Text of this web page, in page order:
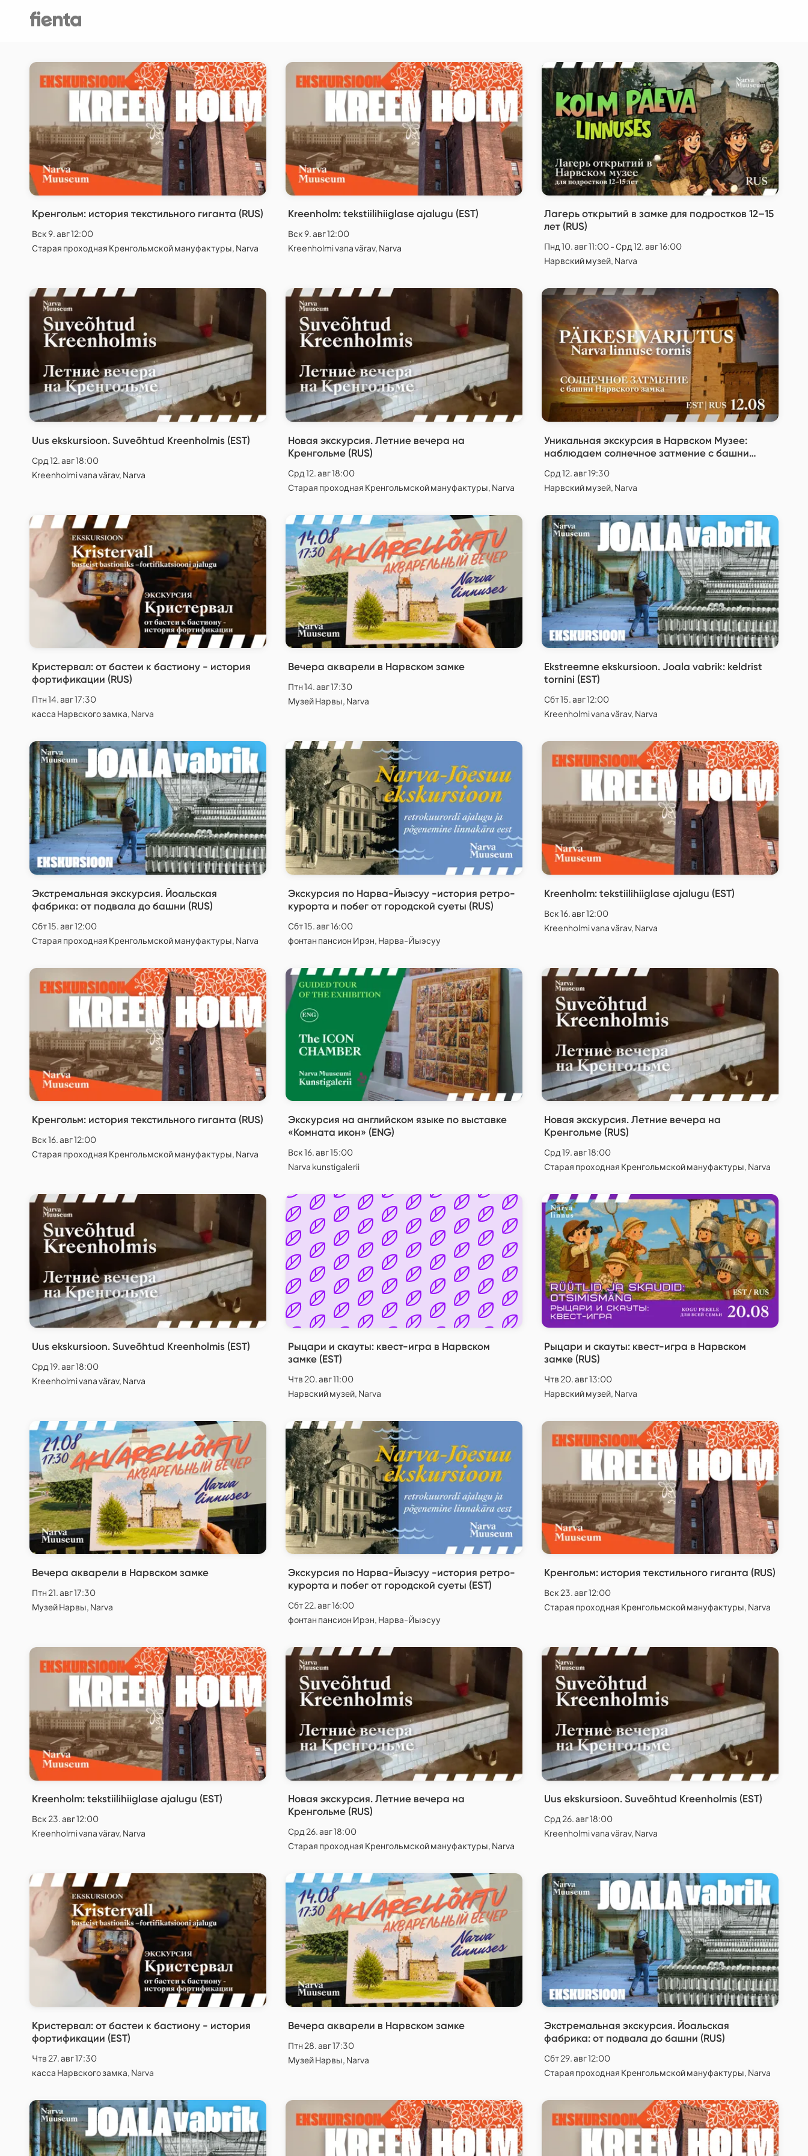
Кренгольм: история текстильного гиганта (RUS)
Вск 9. авг 12:00
Старая проходная Кренгольмской мануфактуры, Narva
Kreenholm: tekstiilihiiglase ajalugu (EST)
Вск 9. авг 12:00
Kreenholmi vana värav, Narva
Лагерь открытий в замке для подростков 12–15
лет (RUS)
Пнд 10. авг 11:00 - Срд 12. авг 16:00
Нарвский музей, Narva
Uus ekskursioon. Suveõhtud Kreenholmis (EST)
Срд 12. авг 18:00
Kreenholmi vana värav, Narva
Новая экскурсия. Летние вечера на
Кренгольме (RUS)
Срд 12. авг 18:00
Старая проходная Кренгольмской мануфактуры, Narva
Уникальная экскурсия в Нарвском Музее:
наблюдаем солнечное затмение с башни
Срд 12. авг 19:30
Нарвский музей, Narva
Кристервал: от бастеи к бастиону - история
фортификации (RUS)
Птн 14. авг 17:30
касса Нарвского замка, Narva
Вечера акварели в Нарвском замке
Птн 14. авг 17:30
Музей Нарвы, Narva
Ekstreemne ekskursioon. Joala vabrik: keldrist
tornini (EST)
Сбт 15. авг 12:00
Kreenholmi vana värav, Narva
Экстремальная экскурсия. Йоальская
фабрика: от подвала до башни (RUS)
Сбт 15. авг 12:00
Старая проходная Кренгольмской мануфактуры, Narva
Экскурсия по Нарва-Йыэсуу -история ретро-
курорта и побег от городской суеты (RUS)
Сбт 15. авг 16:00
фонтан пансион Ирэн, Нарва-Йыэсуу
Kreenholm: tekstiilihiiglase ajalugu (EST)
Вск 16. авг 12:00
Kreenholmi vana värav, Narva
Кренгольм: история текстильного гиганта (RUS)
Вск 16. авг 12:00
Старая проходная Кренгольмской мануфактуры, Narva
Экскурсия на английском языке по выставке
«Комната икон» (ENG)
Вск 16. авг 15:00
Narva kunstigalerii
Новая экскурсия. Летние вечера на
Кренгольме (RUS)
Срд 19. авг 18:00
Старая проходная Кренгольмской мануфактуры, Narva
Uus ekskursioon. Suveõhtud Kreenholmis (EST)
Срд 19. авг 18:00
Kreenholmi vana värav, Narva
Рыцари и скауты: квест-игра в Нарвском
замке (EST)
Чтв 20. авг 11:00
Нарвский музей, Narva
Рыцари и скауты: квест-игра в Нарвском
замке (RUS)
Чтв 20. авг 13:00
Нарвский музей, Narva
Вечера акварели в Нарвском замке
Птн 21. авг 17:30
Музей Нарвы, Narva
Экскурсия по Нарва-Йыэсуу -история ретро-
курорта и побег от городской суеты (EST)
Сбт 22. авг 16:00
фонтан пансион Ирэн, Нарва-Йыэсуу
Кренгольм: история текстильного гиганта (RUS)
Вск 23. авг 12:00
Старая проходная Кренгольмской мануфактуры, Narva
Kreenholm: tekstiilihiiglase ajalugu (EST)
Вск 23. авг 12:00
Kreenholmi vana värav, Narva
Новая экскурсия. Летние вечера на
Кренгольме (RUS)
Срд 26. авг 18:00
Старая проходная Кренгольмской мануфактуры, Narva
Uus ekskursioon. Suveõhtud Kreenholmis (EST)
Срд 26. авг 18:00
Kreenholmi vana värav, Narva
Кристервал: от бастеи к бастиону - история
фортификации (EST)
Чтв 27. авг 17:30
касса Нарвского замка, Narva
Вечера акварели в Нарвском замке
Птн 28. авг 17:30
Музей Нарвы, Narva
Экстремальная экскурсия. Йоальская
фабрика: от подвала до башни (RUS)
Сбт 29. авг 12:00
Старая проходная Кренгольмской мануфактуры, Narva